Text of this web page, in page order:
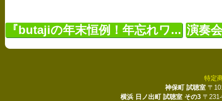
『butajiの年末恒例！年忘れワ... 演奏
特定
神保町 試聴室 〒
横浜 日ノ出町 試聴室 その3 〒